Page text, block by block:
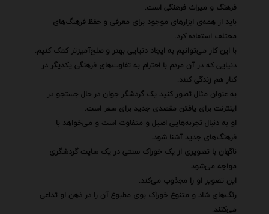
فرهنگ و میراث فرهنگی است.
باید از همه‌ی ابزارهای موجود برای معرفی و حفظ فرهنگ‌های
مختلف استفاده کرد.
با این کار می‌توانیم به ایجاد دنیایی بهتر و صلح‌آمیزتر کمک کنیم.
دنیایی که در آن مردم با احترام به تفاوت‌های فرهنگی یکدیگر در
کنار هم زندگی کنند.
به عنوان مثال تصور کنید یک گردشگر جوان در حال جستجو در
اینترنت برای یافتن مقصدی جدید برای سفر است.
او به دنبال تجربه‌هایی اصیل و متفاوت است و می‌خواهد با
فرهنگ‌های جدید آشنا شود.
ناگهان با تصویری از یک خوراک سنتی در یک سایت گردشگری
مواجه می‌شود.
این تصویر او را مجذوب می‌کند.
رنگ‌های شاد و متنوع خوراک بوی مطبوع آن را در ذهن او تداعی
می‌کنند.